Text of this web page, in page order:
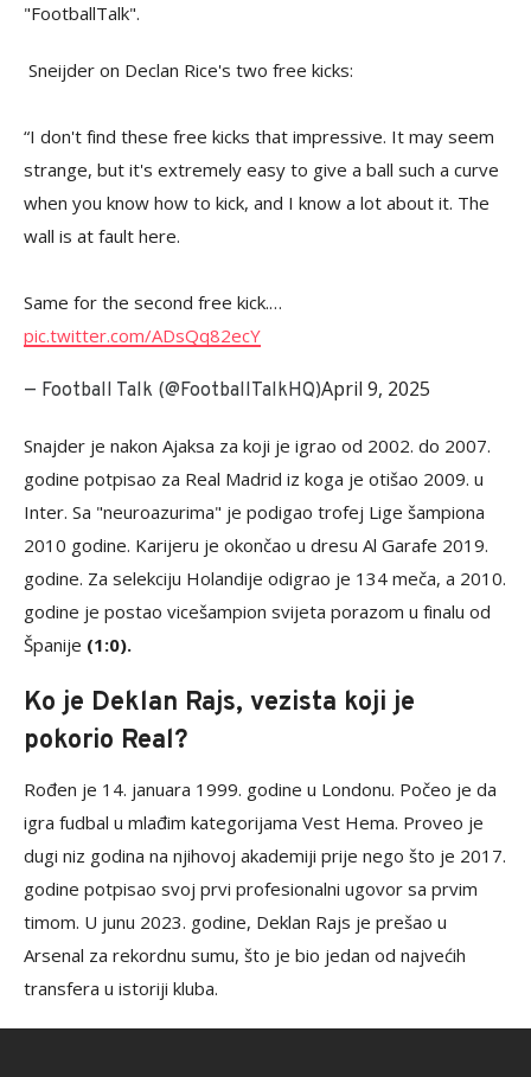
"FootballTalk".
️ Sneijder on Declan Rice's two free kicks:
“I don't find these free kicks that impressive. It may seem
strange, but it's extremely easy to give a ball such a curve
when you know how to kick, and I know a lot about it. The
wall is at fault here.
Same for the second free kick.…
pic.twitter.com/ADsQq82ecY
— Football Talk (@FootballTalkHQ)April 9, 2025
Snajder je nakon Ajaksa za koji je igrao od 2002. do 2007.
godine potpisao za Real Madrid iz koga je otišao 2009. u
Inter. Sa "neuroazurima" je podigao trofej Lige šampiona
2010 godine. Karijeru je okončao u dresu Al Garafe 2019.
godine. Za selekciju Holandije odigrao je 134 meča, a 2010.
godine je postao vicešampion svijeta porazom u finalu od
Španije (1:0).
Ko je Deklan Rajs, vezista koji je
pokorio Real?
Rođen je 14. januara 1999. godine u Londonu. Počeo je da
igra fudbal u mlađim kategorijama Vest Hema. Proveo je
dugi niz godina na njihovoj akademiji prije nego što je 2017.
godine potpisao svoj prvi profesionalni ugovor sa prvim
timom. U junu 2023. godine, Deklan Rajs je prešao u
Arsenal za rekordnu sumu, što je bio jedan od najvećih
transfera u istoriji kluba.